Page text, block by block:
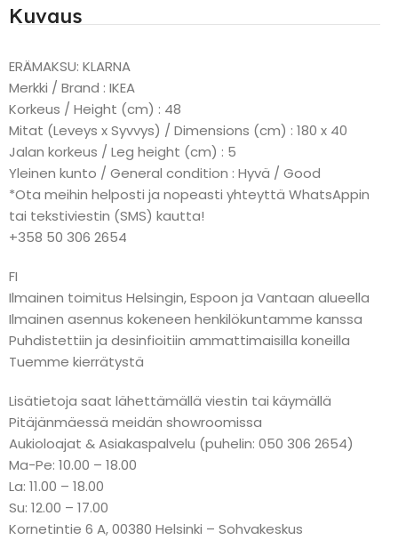
Kuvaus
ERÄMAKSU: KLARNA
Merkki / Brand : IKEA
Korkeus / Height (cm) : 48
Mitat (Leveys x Syvvys) / Dimensions (cm) : 180 x 40
Jalan korkeus / Leg height (cm) : 5
Yleinen kunto / General condition : Hyvä / Good
*Ota meihin helposti ja nopeasti yhteyttä WhatsAppin
tai tekstiviestin (SMS) kautta!
+358 50 306 2654
FI
Ilmainen toimitus Helsingin, Espoon ja Vantaan alueella
Ilmainen asennus kokeneen henkilökuntamme kanssa
Puhdistettiin ja desinfioitiin ammattimaisilla koneilla
Tuemme kierrätystä
Lisätietoja saat lähettämällä viestin tai käymällä
Pitäjänmäessä meidän showroomissa
Aukioloajat & Asiakaspalvelu (puhelin: 050 306 2654)
Ma-Pe: 10.00 – 18.00
La: 11.00 – 18.00
Su: 12.00 – 17.00
Kornetintie 6 A, 00380 Helsinki – Sohvakeskus